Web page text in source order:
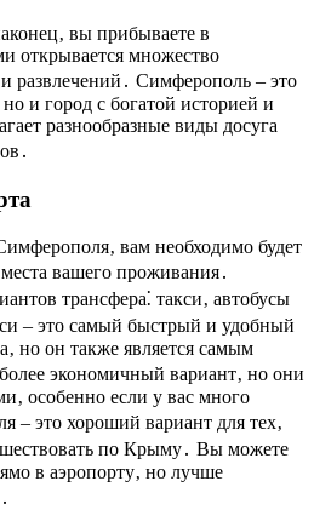
вы прибываете в
открывается множество
развлечений․ Симферополь – это
и город с богатой историей и
разнообразные виды досуга
вам необходимо будет
вашего проживания․
трансфера⁚ такси‚ автобусы
– это самый быстрый и удобный
но он также является самым
экономичный вариант‚ но они
особенно если у вас много
– это хороший вариант для тех‚
по Крыму․ Вы можете
в аэропорту‚ но лучше